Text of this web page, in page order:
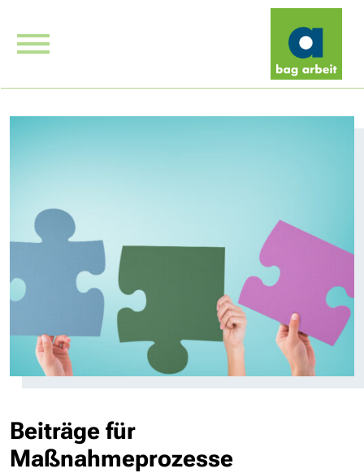
Beiträge für
Maßnahmeprozesse